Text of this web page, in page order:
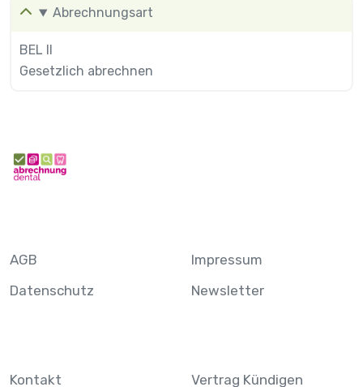
Abrechnungsart
BEL II
Gesetzlich abrechnen
AGB
Datenschutz
Impressum
Newsletter
Kontakt Vertrag Kündigen